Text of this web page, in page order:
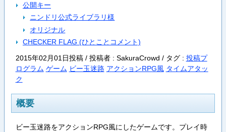
公開キー
ニンドリ公式ライブラリ様
オリジナル
CHECKER FLAG (ひとことコメント)
2015年02月01日投稿 / 投稿者 : SakuraCrowd / タグ : 投稿プ
ログラム ゲーム ビー玉迷路 アクションRPG風 タイムアタッ
ク
概要
ビー玉迷路をアクションRPG風にしたゲームです。プレイ時